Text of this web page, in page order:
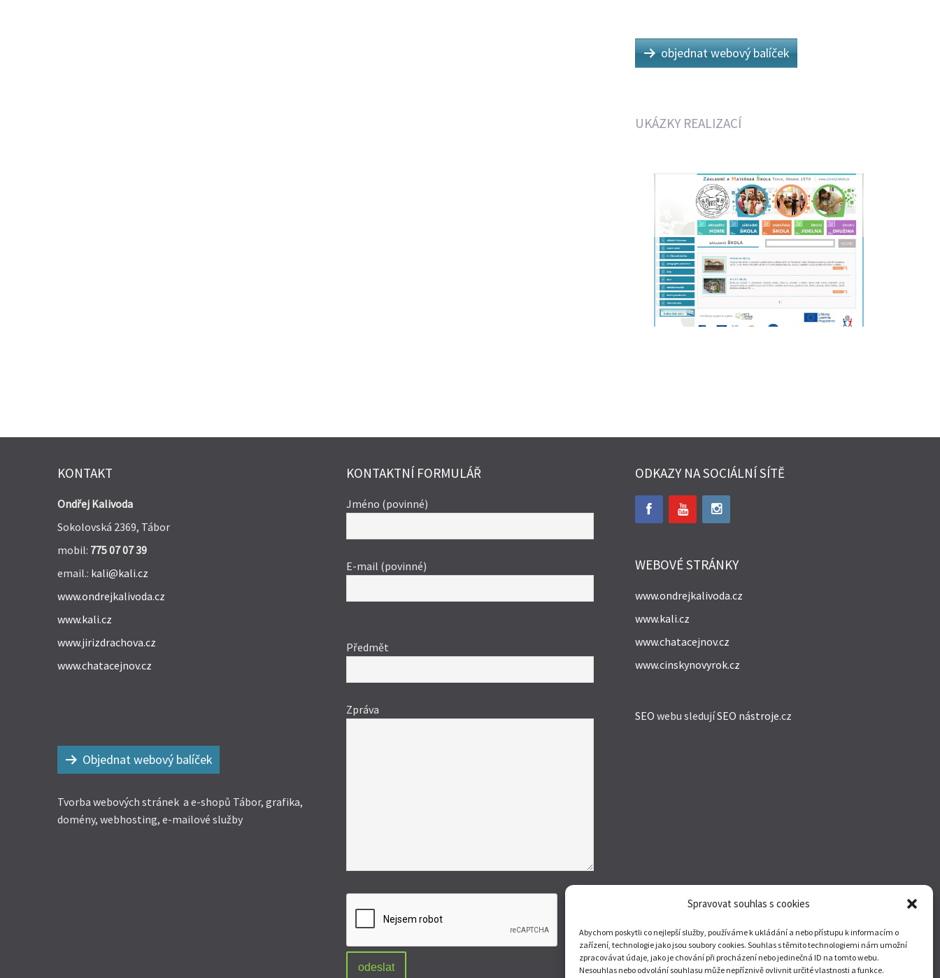
Spravovat souhlas s cookies
Abychom poskytli co nejlepší služby, používáme k ukládání a nebo přístupu k informacím o
zařízení, technologie jako jsou soubory cookies. Souhlas s těmito technologiemi nám umožní
zpracovávat údaje, jako je chování při procházení nebo jedinečná ID na tomto webu.
Nesouhlas nebo odvolání souhlasu může nepříznivě ovlivnit určité vlastnosti a funkce.
objednat webový balíček
UKÁZKY REALIZACÍ
KONTAKT
Ondřej Kalivoda
Sokolovská 2369, Tábor
mobil: 775 07 07 39
email.: kali@kali.cz
www.ondrejkalivoda.cz
www.kali.cz
www.jirizdrachova.cz
www.chatacejnov.cz
Objednat webový balíček
Tvorba webových stránek a e-shopů Tábor, grafika,
domény, webhosting, e-mailové služby
KONTAKTNÍ FORMULÁŘ
Jméno (povinné)
E-mail (povinné)
toto
prázdné.
Předmět
Zpráva
ODKAZY NA SOCIÁLNÍ SÍTĚ
WEBOVÉ STRÁNKY
www.ondrejkalivoda.cz
www.kali.cz
www.chatacejnov.cz
www.cinskynovyrok.cz
SEO webu sledujíSEO nástroje.cz